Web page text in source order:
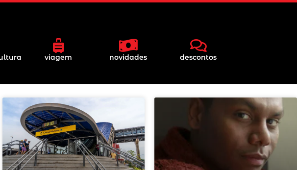
viagem novidades descontos